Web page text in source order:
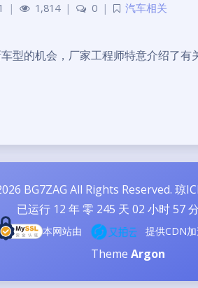
| 1,814 | 0 |
汽车相关
型的机会，厂家工程师特意介绍了
BG7ZAG All Rights Reserved. 琼
已运行 12 年 零 245 天 02 小时57
本网站由 提供CDN
Theme Argon